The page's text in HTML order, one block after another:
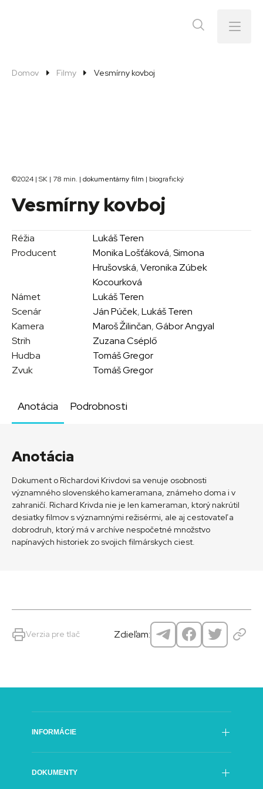
Menu
Domov Filmy Vesmírny kovboj
©2024 | SK | 78 min. | dokumentárny film | biografický
Vesmírny kovboj
Réžia
Lukáš Teren
Producent
Monika Lošťáková,Simona
Hrušovská,Veronika Zúbek
Kocourková
Námet
Lukáš Teren
Scenár
Ján Púček,Lukáš Teren
Kamera
Maroš Žilinčan,Gábor Angyal
Strih
Zuzana Cséplő
Hudba
Tomáš Gregor
Zvuk
Tomáš Gregor
Anotácia Podrobnosti
Anotácia
Dokument o Richardovi Krivdovi sa venuje osobnosti
významného slovenského kameramana, známeho doma i v
zahraničí. Richard Krivda nie je len kameraman, ktorý nakrútil
desiatky filmov s významnými režisérmi, ale aj cestovateľ a
dobrodruh, ktorý má v archíve nespočetné množstvo
napínavých historiek zo svojich filmárskych ciest.
Verzia pre tlač Zdieľam:
INFORMÁCIE
História
DOKUMENTY